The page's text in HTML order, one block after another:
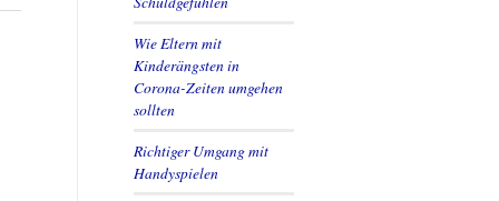
Wie Eltern mit
Kinderängsten in
Corona-Zeiten umgehen
sollten
Richtiger Umgang mit
Handyspielen